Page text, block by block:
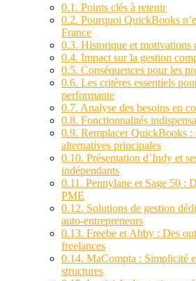
0.1. Points clés à retenir
0.2. Pourquoi QuickBooks
France
0.3. Historique et motivations
0.4. Impact sur la gestion
0.5. Conséquences pour les
0.6. Les critères essentiels
performante
0.7. Analyse des besoins en
0.8. Fonctionnalités
0.9. Remplacer QuickBooks :
alternatives principales
0.10. Présentation d’Indy et
indépendants
0.11. Pennylane et Sage 50 :
PME
0.12. Solutions de gestion
auto-entrepreneurs
0.13. Freebe et Abby : Des
freelances
0.14. MaCompta : Simplicité
structures